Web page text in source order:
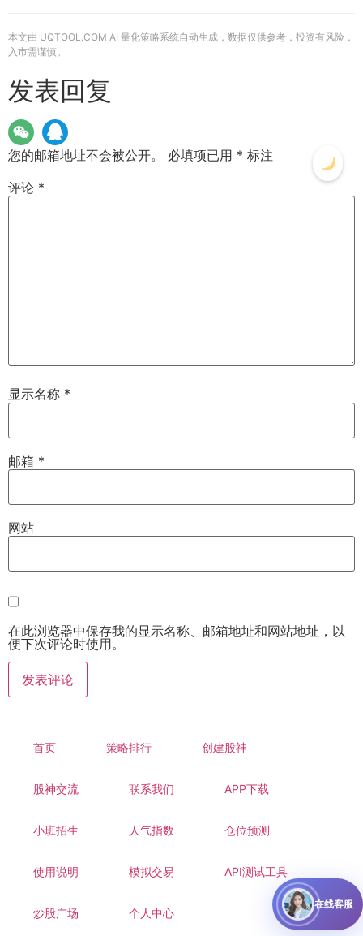
本文由 UQTOOL.COM AI 量化策略系统自动生成，数据仅供参考，投资有风险，
入市需谨慎。
发表回复
您的邮箱地址不会被公开。 必填项已用 * 标注
评论 *
显示名称 *
邮箱 *
网站
在此浏览器中保存我的显示名称、邮箱地址和网站地址，以
便下次评论时使用。
首页 策略排行 创建股神
股神交流 联系我们 APP下载
小班招生 人气指数 仓位预测
使用说明 模拟交易 API测试工具
炒股广场 个人中心
在线客服